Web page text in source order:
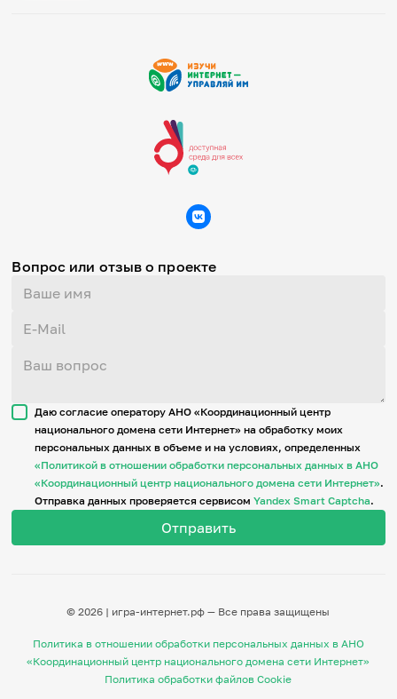
Вопрос или отзыв о проекте
Даю согласие оператору АНО «Координационный центр
национального домена сети Интернет» на обработку моих
персональных данных в объеме и на условиях, определенных
«Политикой в отношении обработки персональных данных в АНО
«Координационный центр национального домена сети Интернет».
Отправка данных проверяется сервисомYandex Smart Captcha.
© 2026 | игра-интернет.рф — Все права защищены
Политика в отношении обработки персональных данных в АНО
«Координационный центр национального домена сети Интернет»
Политика обработки файлов Cookie